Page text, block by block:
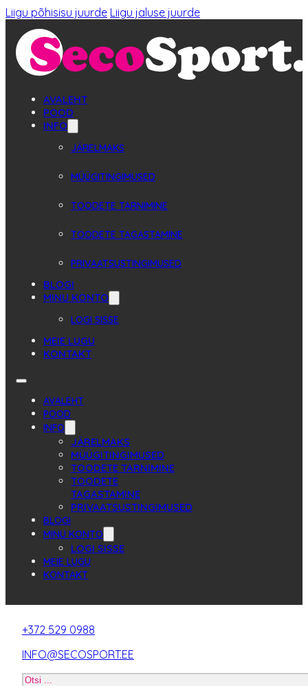
Liigu põhisisu juurde Liigu jaluse juurde
AVALEHT
POOD
INFO
JÄRELMAKS
MÜÜGITINGIMUSED
TOODETE TARNIMINE
TOODETE TAGASTAMINE
PRIVAATSUSTINGIMUSED
BLOGI
MINU KONTO
LOGI SISSE
MEIE LUGU
KONTAKT
AVALEHT
POOD
INFO
JÄRELMAKS
MÜÜGITINGIMUSED
TOODETE TARNIMINE
TOODETE
TAGASTAMINE
PRIVAATSUSTINGIMUSED
BLOGI
MINU KONTO
LOGI SISSE
MEIE LUGU
KONTAKT
+372 529 0988
INFO@SECOSPORT.EE
Otsi